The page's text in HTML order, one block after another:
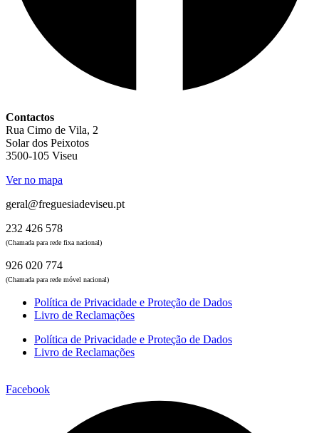
Contactos
Rua Cimo de Vila, 2
Solar dos Peixotos
3500-105 Viseu
Ver no mapa
geral@freguesiadeviseu.pt
232 426 578
(Chamada para rede fixa nacional)
926 020 774
(Chamada para rede móvel nacional)
Política de Privacidade e Proteção de Dados
Livro de Reclamações
Política de Privacidade e Proteção de Dados
Livro de Reclamações
Facebook